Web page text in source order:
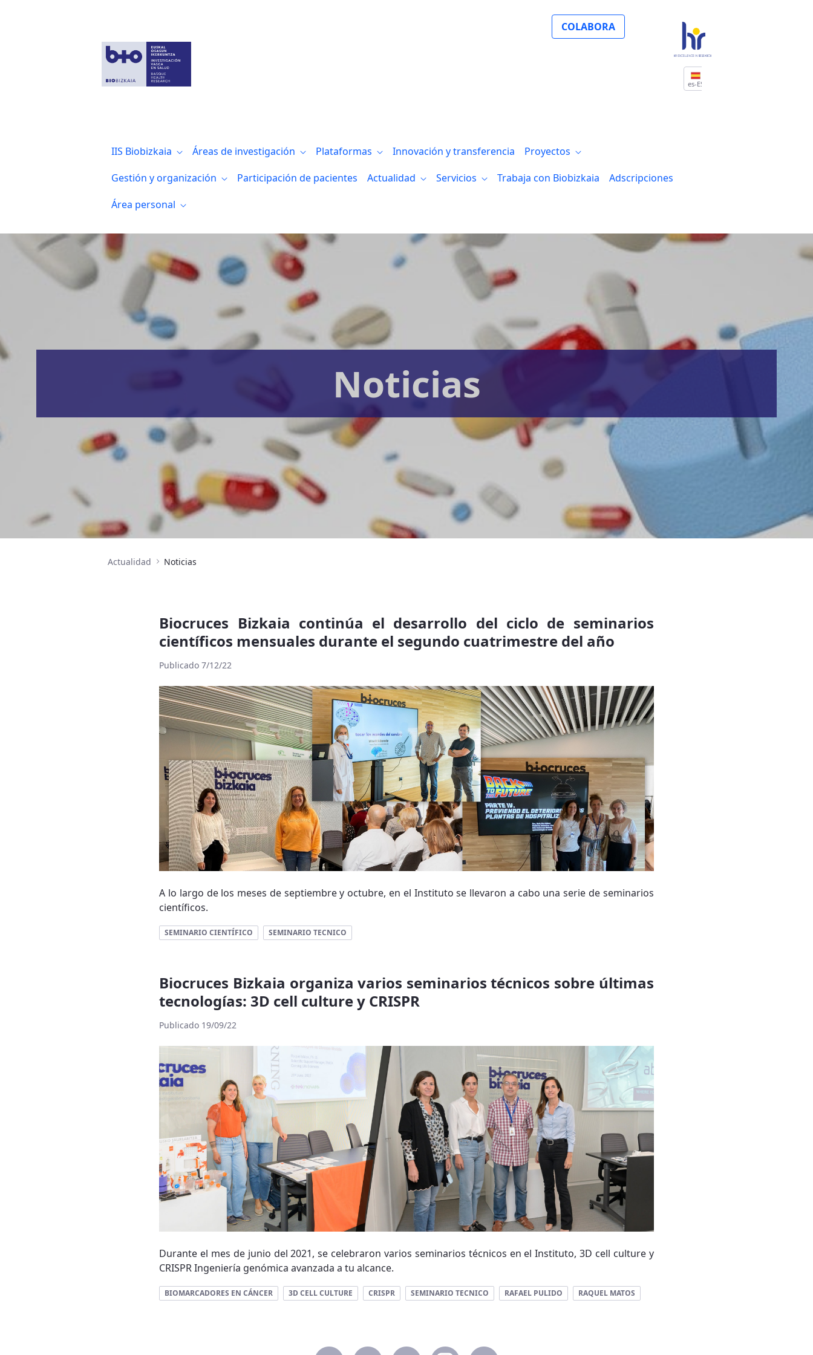
COLABORA
es-ES
IIS Biobizkaia Áreas de investigación Plataformas Innovación y transferencia
Proyectos
Gestión y organización
Participación de pacientes Actualidad Servicios Trabaja con Biobizkaia
Adscripciones
Área personal
Noticias
Actualidad Noticias
Biocruces Bizkaia continúa el desarrollo del ciclo de seminarios
científicos mensuales durante el segundo cuatrimestre del año
Publicado 7/12/22
A lo largo de los meses de septiembre y octubre, en el Instituto se llevaron a cabo una serie de seminarios
científicos.
SEMINARIO CIENTÍFICO SEMINARIO TECNICO
Biocruces Bizkaia organiza varios seminarios técnicos sobre últimas
tecnologías: 3D cell culture y CRISPR
Publicado 19/09/22
Durante el mes de junio del 2021, se celebraron varios seminarios técnicos en el Instituto, 3D cell culture y
CRISPR Ingeniería genómica avanzada a tu alcance.
BIOMARCADORES EN CÁNCER 3D CELL CULTURE CRISPR SEMINARIO TECNICO RAFAEL PULIDO RAQUEL MATOS